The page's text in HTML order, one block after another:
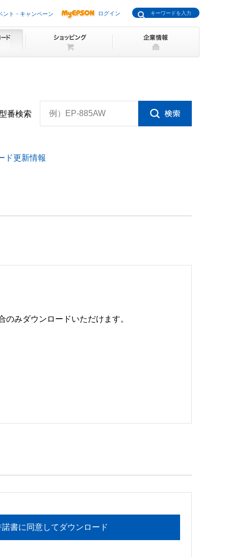
ント・キャンペーン ログイン
番検索 例）EP-885AW
ド更新情報
のみダウンロードいただけます。
諾書に同意してダウンロード